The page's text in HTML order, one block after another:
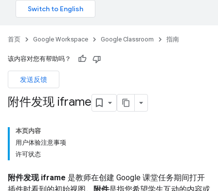
首页 Google Workspace Google Classroom 指南
该内容对您有帮助吗？
发送反馈
附件发现 iframe
本页内容
用户体验注意事项
许可状态
附件发现 iframe 是教师在创建 Google 课堂任务期间打开